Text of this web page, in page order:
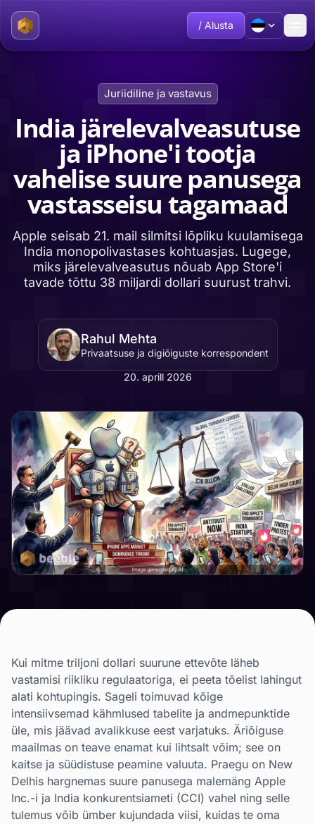
/ Alusta
Juriidiline ja vastavus
India järelevalveasutuse
ja iPhone'i tootja
vahelise suure panusega
vastasseisu tagamaad
Apple seisab 21. mail silmitsi lõpliku kuulamisega
India monopolivastases kohtuasjas. Lugege,
miks järelevalveasutus nõuab App Store'i
tavade tõttu 38 miljardi dollari suurust trahvi.
Rahul Mehta
Privaatsuse ja digiõiguste korrespondent
20. aprill 2026
Kui mitme triljoni dollari suurune ettevõte läheb
vastamisi riikliku regulaatoriga, ei peeta tõelist lahingut
alati kohtupingis. Sageli toimuvad kõige
intensiivsemad kähmlused tabelite ja andmepunktide
üle, mis jäävad avalikkuse eest varjatuks. Äriõiguse
maailmas on teave enamat kui lihtsalt võim; see on
kaitse ja süüdistuse peamine valuuta. Praegu on New
Delhis hargnemas suure panusega malemäng Apple
Inc.-i ja India konkurentsiameti (CCI) vahel ning selle
tulemus võib ümber kujundada viisi, kuidas te oma